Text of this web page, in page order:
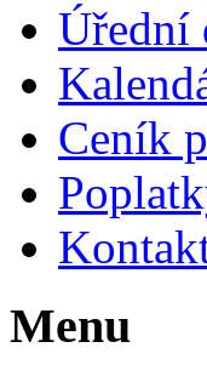
Úřední
Ceník
Menu